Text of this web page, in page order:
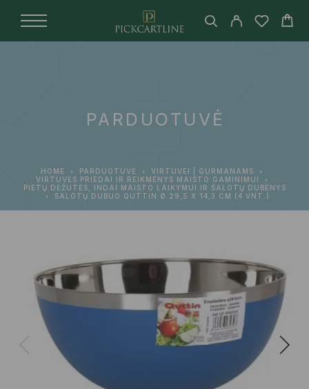
PARDUOTUVĖ
HOME PARDUOTUVĖ
VIRTUVEI | GURMANAMS
VIRTUVĖS PRIEDAI IR REIKMENYS MAISTO GAMINIMUI
PIETŲ DĖŽUTĖS, INDAI MAISTO LAIKYMUI IR SALOTŲ DUBENYS
SALOTŲ DUBUO QUTTIN Ø 29,5 X 14,3 CM (4 VNT.)